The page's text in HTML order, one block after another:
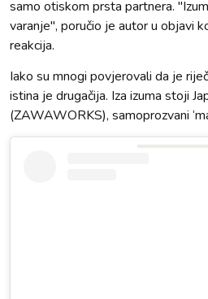
samo otiskom prsta partnera.
varanje", poručio je autor u objavi
reakcija.
Iako su mnogi povjerovali da je
istina je drugačija. Iza izuma stoji
(ZAWAWORKS), samoprozvani